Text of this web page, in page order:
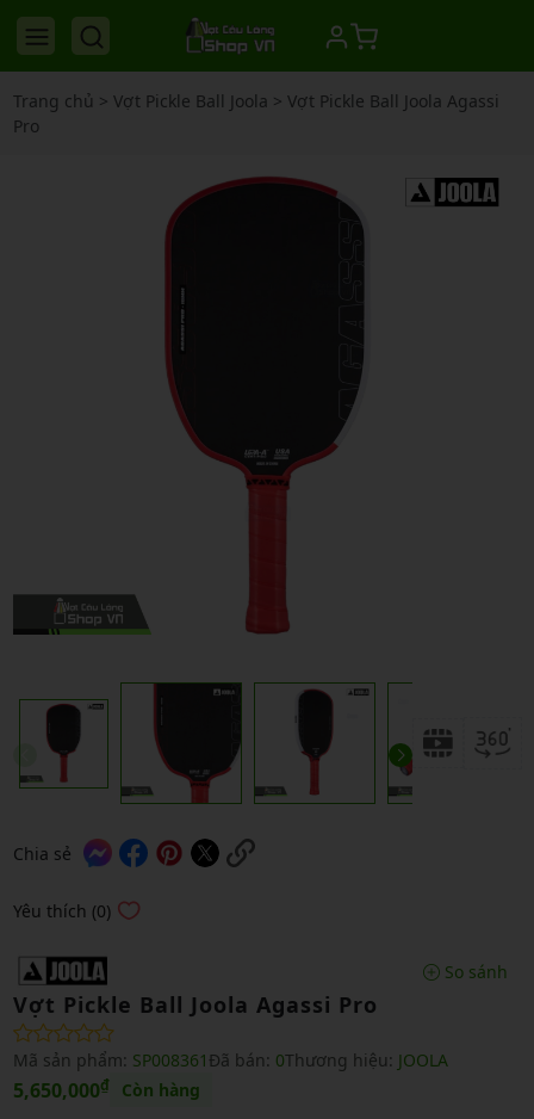
Trang chủ > Vợt Pickle Ball Joola > Vợt Pickle Ball Joola Agassi
Pro
Chia sẻ
Yêu thích (0)
So sánh
Vợt Pickle Ball Joola Agassi Pro
Mã sản phẩm: SP008361 Đã bán: 0Thương hiệu: JOOLA
5,650,000₫ Còn hàng